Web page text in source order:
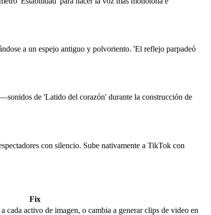
a un espejo antiguo y polvoriento. 'El reflejo parpadeó
de 'Latido del corazón' durante la construcción de
con silencio. Sube nativamente a TikTok con
Fix
activo de imagen, o cambia a generar clips de video en